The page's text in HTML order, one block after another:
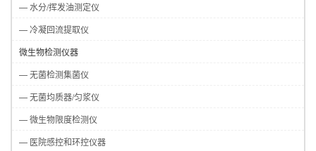
— 水分/挥发油测定仪
— 冷凝回流提取仪
微生物检测仪器
— 无菌检测集菌仪
— 无菌均质器/匀浆仪
— 微生物限度检测仪
— 医院感控和环控仪器